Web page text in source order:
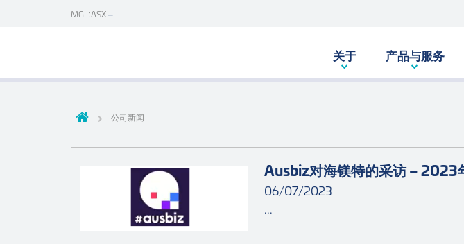
MGL:ASX
关于 产品与服务
公司新闻
Ausbiz对海镁特的采访 – 2023
06/07/2023
...